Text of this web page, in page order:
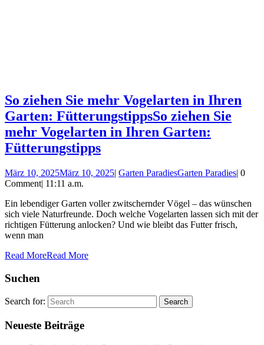
So ziehen Sie mehr Vogelarten in Ihren
Garten: FütterungstippsSo ziehen Sie
mehr Vogelarten in Ihren Garten:
Fütterungstipps
März 10, 2025März 10, 2025| Garten ParadiesGarten Paradies| 0
Comment| 11:11 a.m.
Ein lebendiger Garten voller zwitschernder Vögel – das wünschen
sich viele Naturfreunde. Doch welche Vogelarten lassen sich mit der
richtigen Fütterung anlocken? Und wie bleibt das Futter frisch,
wenn man
Read MoreRead More
Suchen
Search for:
Neueste Beiträge